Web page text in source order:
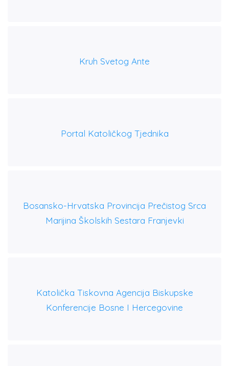
Kruh Svetog Ante
Portal Katoličkog Tjednika
Bosansko-Hrvatska Provincija Prečistog Srca
Marijina Školskih Sestara Franjevki
Katolička Tiskovna Agencija Biskupske
Konferencije Bosne I Hercegovine